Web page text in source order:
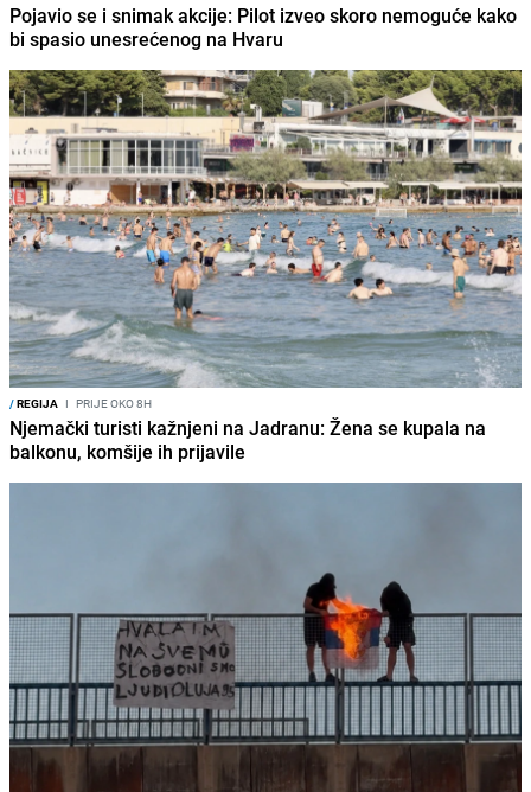
Pojavio se i snimak akcije: Pilot izveo skoro nemoguće kako
bi spasio unesrećenog na Hvaru
/REGIJA I PRIJE OKO 8H
Njemački turisti kažnjeni na Jadranu: Žena se kupala na
balkonu, komšije ih prijavile